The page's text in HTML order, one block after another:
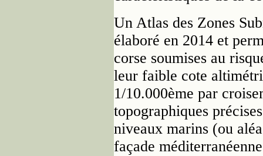
Un Atlas des Zones
élaboré en 2014 et
corse soumises au
leur faible cote
1/10.000ème par
topographiques
niveaux marins (ou
façade